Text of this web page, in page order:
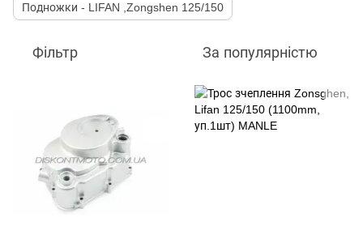
Подножки - LIFAN ,Zongshen 125/150
Фільтр За популярністю